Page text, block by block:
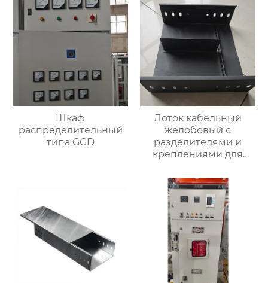
Шкаф
распределительный
типа GGD
Лоток кабельный
желобовый с
разделителями и
креплениями для